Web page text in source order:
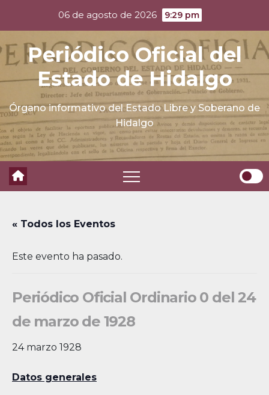
content
06 de agosto de 2026 9:29 pm
Periódico Oficial del
Estado de Hidalgo
Órgano informativo del Estado Libre y Soberano de
Hidalgo
« Todos los Eventos
Este evento ha pasado.
Periódico Oficial Ordinario 0 del 24
de marzo de 1928
24 marzo 1928
Datos generales